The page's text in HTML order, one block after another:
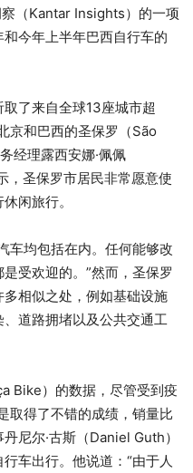
（Kantar Insights）的一项
今年上半年巴西自行车的
了来自全球13座城市超
京和巴西的圣保罗（São
经理露西安娜·佩佩
，圣保罗市居民非常愿意使
闲旅行。
车均包括在内。任何能够改
受欢迎的。”然而，圣保罗
相似之处，例如基础设施
道路拥堵以及公共交通工
Bike）的数据，尽管受到疫
取得了不错的成绩，销量比
尼尔·古斯（Daniel Guth）
车出行。他说道：“由于人